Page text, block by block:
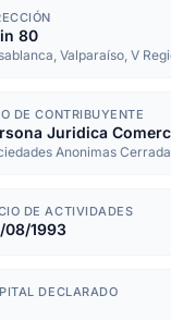
80
Valparaíso, V
DE CONTRIBUYENTE
Juridica
Anonimas
DE ACTIVIDADES
08/1993
DECLARADO